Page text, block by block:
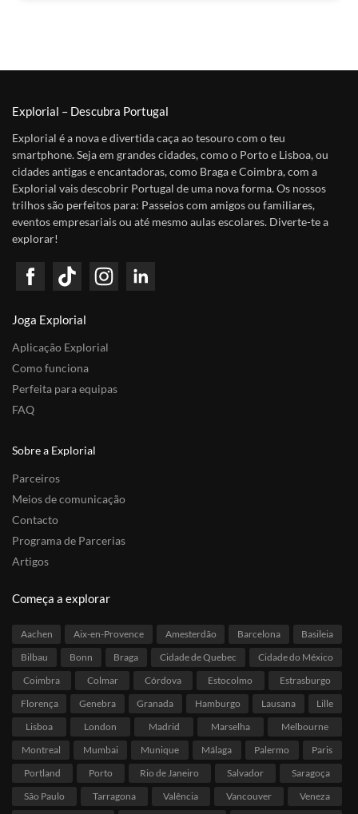
Explorial – Descubra Portugal
Explorial é a nova e divertida caça ao tesouro com o teu
smartphone. Seja em grandes cidades, como o Porto e Lisboa, ou
cidades antigas e encantadoras, como Braga e Coimbra, com a
Explorial vais descobrir Portugal de uma nova forma. Os nossos
trilhos são perfeitos para: Passeios com amigos ou familiares,
eventos empresariais ou até mesmo aulas escolares. Diverte-te a
explorar!
Joga Explorial
Aplicação Explorial
Como funciona
Perfeita para equipas
FAQ
Sobre a Explorial
Parceiros
Meios de comunicação
Contacto
Programa de Parcerias
Artigos
Começa a explorar
Aachen Aix-en-Provence Amesterdão Barcelona
Basileia
Bilbau
Bonn Braga Cidade de Quebec
Cidade do México
Coimbra
Colmar Córdova Estocolmo
Estrasburgo
Florença
Genebra Granada Hamburgo Lausana
Lille
Lisboa
London Madrid Marselha
Melbourne
Montreal
Mumbai Munique Málaga Palermo
Paris
Portland
Porto Rio de Janeiro Salvador
Saragoça
São Paulo
Tarragona Valência Vancouver
Veneza